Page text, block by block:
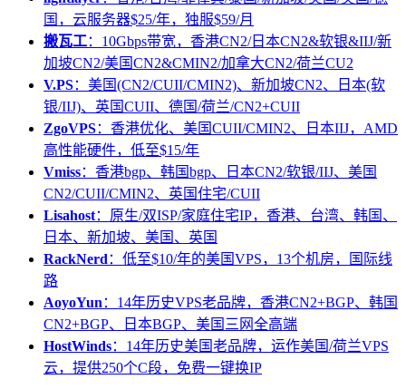
国，云服务器$25/年，独服$59/月
搬瓦工：10Gbps带宽，香港CN2/日本CN2&软银&IIJ/新
加坡CN2/美国CN2&CMIN2/加拿大CN2/荷兰CU2
V.PS：美国(CN2/CUII/CMIN2)、新加坡CN2、日本(软
银/IIJ)、英国CUII、德国/荷兰/CN2+CUII
ZgoVPS：香港优化、美国CUII/CMIN2、日本IIJ，AMD
高性能硬件，低至$15/年
Vmiss：香港bgp、韩国bgp、日本CN2/软银/IIJ、美国
CN2/CUII/CMIN2、英国住宅/CUII
Lisahost：原生/双ISP/家庭住宅IP，香港、台湾、韩国、
日本、新加坡、美国、英国
RackNerd ：低至$10/年的美国VPS，13个机房，国际线
路
AoyoYun ：14年历史VPS老品牌，香港CN2+BGP、韩国
CN2+BGP、日本BGP、美国三网全高端
HostWinds：14年历史美国老品牌，运作美国/荷兰VPS
云，提供250个C段，免费一键换IP